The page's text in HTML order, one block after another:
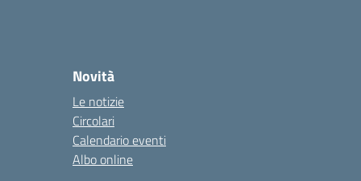
Novità
Le notizie
Circolari
Calendario eventi
Albo online